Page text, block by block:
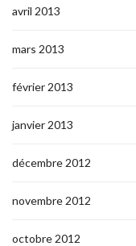
avril 2013
mars 2013
février 2013
janvier 2013
décembre 2012
novembre 2012
octobre 2012